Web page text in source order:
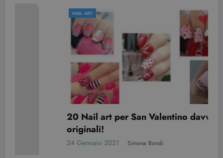
20 Nail art per San Valentino davvero
24 Gennaio 2021 Simona Bondi